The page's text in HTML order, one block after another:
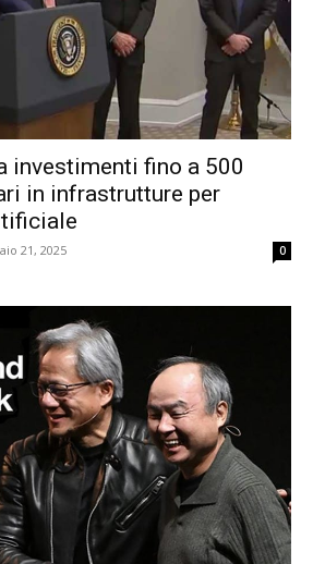
investimenti fino a 500
in infrastrutture per
21, 2025 0